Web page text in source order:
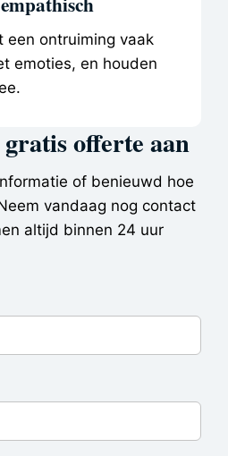
een ontruiming vaak
emoties, en houden
offerte aan
of benieuwd hoe
vandaag nog contact
altijd binnen 24 uur